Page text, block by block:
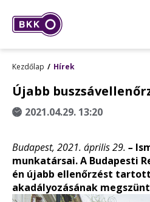
Kezdőlap Hírek
Újabb
2021.04.29. 13:20
Budapest, 2021. április 29. –
munkatársai. A Budapesti
én újabb ellenőrzést
akadályozásának